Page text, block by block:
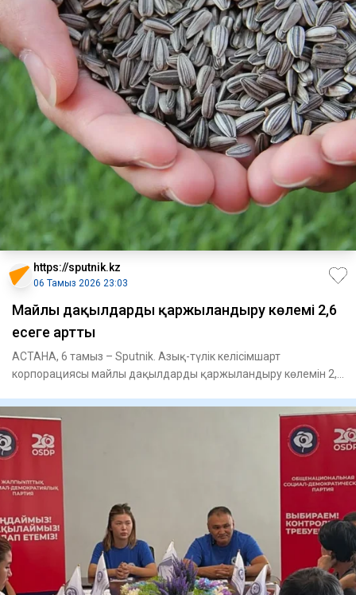
https://sputnik.kz
06 Тамыз 2026 23:03
Майлы дақылдарды қаржыландыру көлемі 2,6
есеге артты
АСТАНА, 6 тамыз – Sputnik. Азық-түлік келісімшарт
корпорациясы майлы дақылдарды қаржыландыру көлемін 2,6